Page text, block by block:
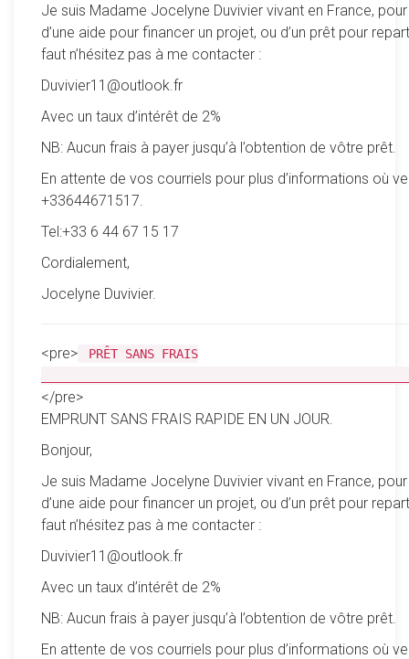
Je suis Madame Jocelyne Duvivier vivant en France,
d’une aide pour financer un projet, ou d’un prêt pour
faut n’hésitez pas à me contacter :
Duvivier11@outlook.fr
Avec un taux d’intérêt de 2%
NB: Aucun frais à payer jusqu’à l’obtention de vôtre prêt.
En attente de vos courriels pour plus d’informations où
+33644671517.
Tel:+33 6 44 67 15 17
Cordialement,
Jocelyne Duvivier.
<pre>
PRÊT SANS FRAIS
</pre>
EMPRUNT SANS FRAIS RAPIDE EN UN JOUR.
Bonjour,
Je suis Madame Jocelyne Duvivier vivant en France,
d’une aide pour financer un projet, ou d’un prêt pour
faut n’hésitez pas à me contacter :
Duvivier11@outlook.fr
Avec un taux d’intérêt de 2%
NB: Aucun frais à payer jusqu’à l’obtention de vôtre prêt.
En attente de vos courriels pour plus d’informations où